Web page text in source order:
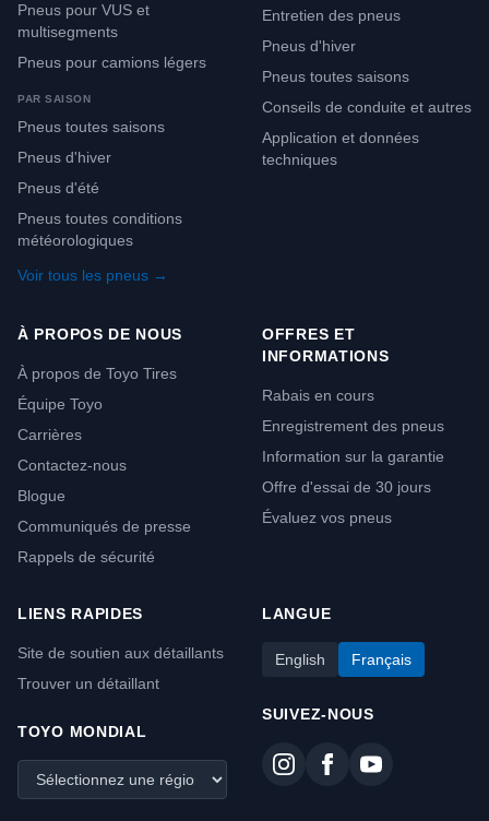
Pneus pour VUS et
multisegments
Pneus pour camions légers
PAR SAISON
Pneus toutes saisons
Pneus d'hiver
Pneus d'été
Pneus toutes conditions
météorologiques
Voir tous les pneus →
Entretien des pneus
Pneus d'hiver
Pneus toutes saisons
Conseils de conduite et autres
Application et données
techniques
À PROPOS DE NOUS
À propos de Toyo Tires
Équipe Toyo
Carrières
Contactez-nous
Blogue
Communiqués de presse
Rappels de sécurité
OFFRES ET
INFORMATIONS
Rabais en cours
Enregistrement des pneus
Information sur la garantie
Offre d'essai de 30 jours
Évaluez vos pneus
LIENS RAPIDES
Site de soutien aux détaillants
Trouver un détaillant
TOYO MONDIAL
LANGUE
English Français
SUIVEZ-NOUS